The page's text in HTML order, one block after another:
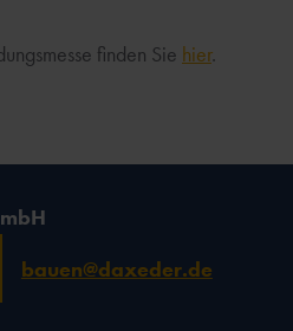
finden Sie hier.
bauen@daxeder.de